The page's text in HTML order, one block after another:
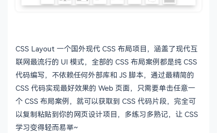
CSS Layout 一个国外现代 CSS 布局项目，涵盖了现代互
联网最流行的 UI 模式，全部的 CSS 布局案例都是纯 CSS
代码编写，不依赖任何外部库和 JS 脚本，通过最精简的
CSS 代码实现最好效果的 Web 页面，只需要单击任意一
个 CSS 布局案例，就可以获取到 CSS 代码片段，完全可
以复制粘贴到你的网页设计项目，多练习多熟记，让 CSS
学习变得轻而易举~